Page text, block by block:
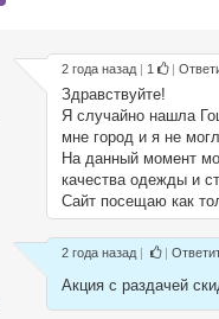
2 года назад | 1 |
Здравствуйте!
Я случайно нашла
мне город и я не
На данный момент
качества одежды и
Сайт посещаю как
2 года назад | |
Акция с раздачей